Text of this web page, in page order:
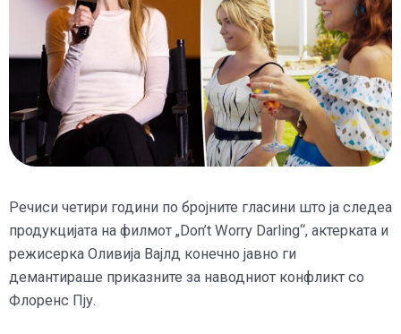
Речиси четири години по бројните гласини што ја следеа
продукцијата на филмот „Don’t Worry Darling“, актерката и
режисерка Оливија Вајлд конечно јавно ги
демантираше приказните за наводниот конфликт со
Флоренс Пју.